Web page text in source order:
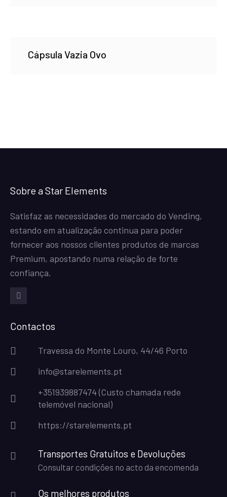
Cápsula Vazia Ovo
Sobre a Star Elements
Satisfaz as necessidades do mercado do Vending,
estando em atualização continua para poder
fornecer aos nossos clientes produtos de marcas
Premium, apostando numa relação de forte
confiança.
Contactos
Travessa do Monte Louro, 44/46 Porto
info@starelements.pt
+351939887474 (Custo chamada rede
telemóvel nacional)
https://starelements.pt
Transportes Gratuitos e Devoluções
Consultar condições no acto da encomenda
Os melhores produtos